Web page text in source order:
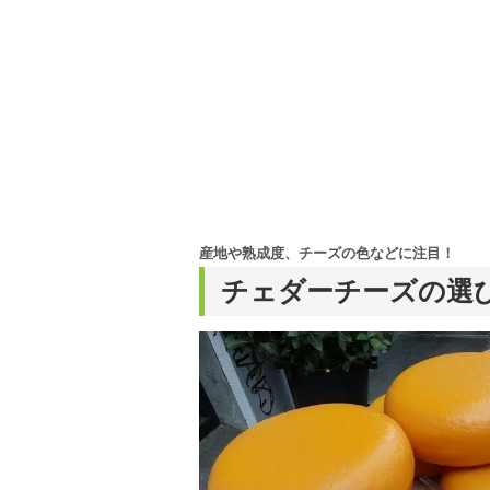
チェダーチーズの選
産地や熟成度、チーズの色などに注目！